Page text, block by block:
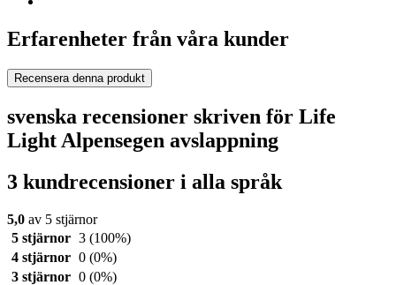
Erfarenheter från våra kunder
Recensera denna produkt
svenska recensioner skriven för Life
Light Alpensegen avslappning
3 kundrecensioner i alla språk
5,0 av 5 stjärnor
5 stjärnor 3 (100%)
4 stjärnor 0 (0%)
3 stjärnor 0 (0%)